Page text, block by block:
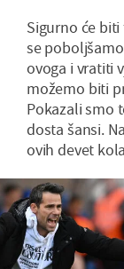
Sigurno će
se
ovoga i vratiti
možemo biti
Pokazali smo
dosta šansi.
ovih devet